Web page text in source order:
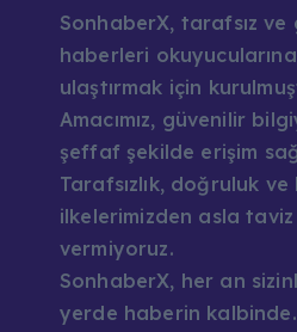
SonhaberX, tarafsız ve
haberleri okuyucularına
ulaştırmak için
Amacımız, güvenilir
şeffaf şekilde erişim
Tarafsızlık, doğruluk ve
ilkelerimizden asla taviz
vermiyoruz.
SonhaberX, her an
yerde haberin kalbinde.